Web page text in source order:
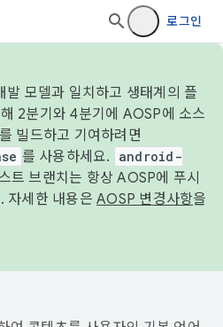
로그인
모델과 일치하고 생태계의 플
2분기와 4분기에 AOSP에 소스
빌드하고 기여하려면
를 사용하세요.
android-
트 브랜치는 항상 AOSP에 푸시
자세한 내용은 AOSP 변경사항을